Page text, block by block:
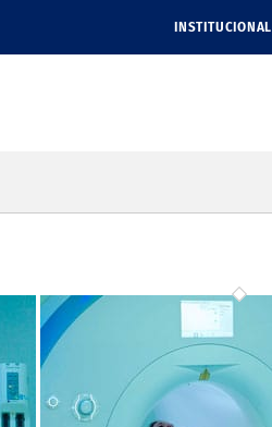
INSTITUCIONAL